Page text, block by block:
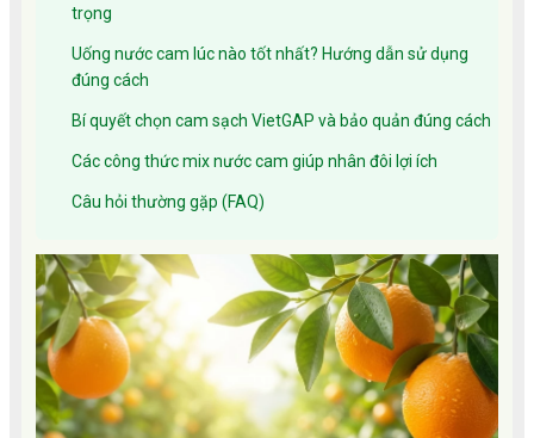
trọng
Uống nước cam lúc nào tốt nhất? Hướng dẫn sử dụng
đúng cách
Bí quyết chọn cam sạch VietGAP và bảo quản đúng cách
Các công thức mix nước cam giúp nhân đôi lợi ích
Câu hỏi thường gặp (FAQ)